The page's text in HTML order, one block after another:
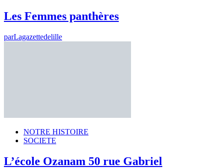
Les Femmes panthères
parLagazettedelille
NOTRE HISTOIRE
SOCIETE
L’école Ozanam 50 rue Gabriel